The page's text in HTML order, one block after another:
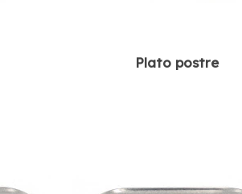
Plato postre